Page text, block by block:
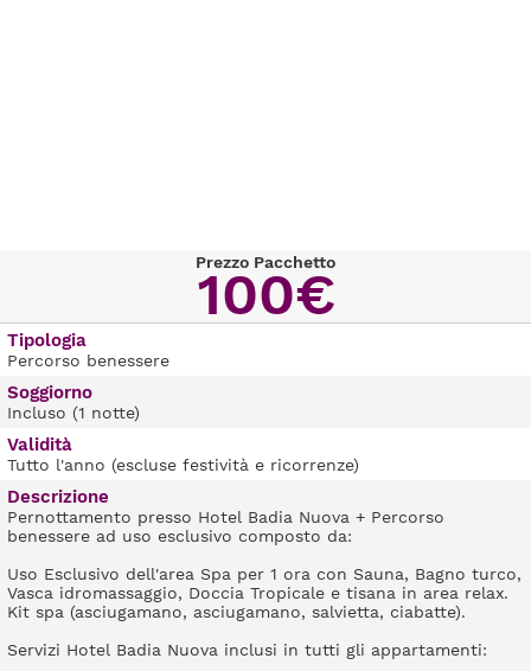
Prezzo Pacchetto
100€
Tipologia
Percorso benessere
Soggiorno
Incluso (1 notte)
Validità
Tutto l'anno (escluse festività e ricorrenze)
Descrizione
Pernottamento presso Hotel Badia Nuova + Percorso
benessere ad uso esclusivo composto da:
Uso Esclusivo dell'area Spa per 1 ora con Sauna, Bagno turco,
Vasca idromassaggio, Doccia Tropicale e tisana in area relax.
Kit spa (asciugamano, asciugamano, salvietta, ciabatte).
Servizi Hotel Badia Nuova inclusi in tutti gli appartamenti: